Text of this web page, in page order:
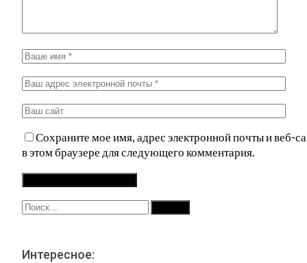
Сохраните мое имя, адрес электронной почты и веб-
в этом браузере для следующего комментария.
Интересное: